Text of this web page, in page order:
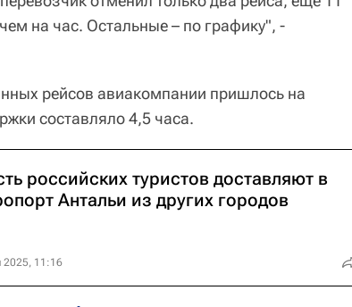
на час. Остальные – по графику", -
рейсов авиакомпании пришлось на
составляло 4,5 часа.
российских туристов доставляют в
Антальи из других городов
2025, 11:16